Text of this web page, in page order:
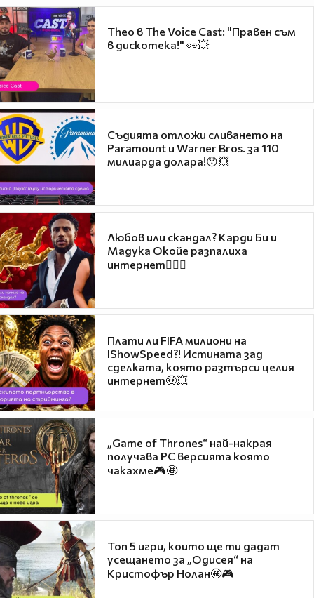
Theo в The Voice Cast: "Правен съм
в дискотека!" 👀💥
Съдията отложи сливането на
Paramount и Warner Bros. за 110
милиарда долара!😯💥
Любов или скандал? Карди Би и
Мадука Окойе разпалиха
интернет❤️‍🔥🔥
Плати ли FIFA милиони на
IShowSpeed?! Истината зад
сделката, която разтърси целия
интернет🤑💥
„Game of Thrones“ най-накрая
получава PC версията която
чакахме🎮🤩
Топ 5 игри, които ще ти дадат
усещането за „Одисея“ на
Кристофър Нолан🤩🎮